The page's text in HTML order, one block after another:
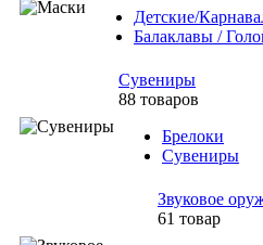
Детские/
Балаклавы /
Сувениры
88 товаров
Брелоки
Сувениры
Звуковое
61 товар